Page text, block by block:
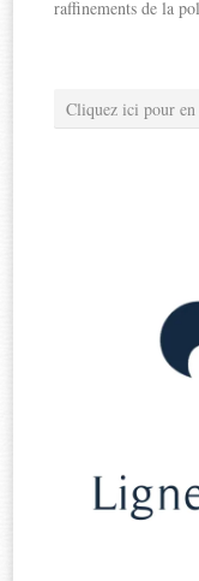
raffinements de la
Cliquez ici pour en